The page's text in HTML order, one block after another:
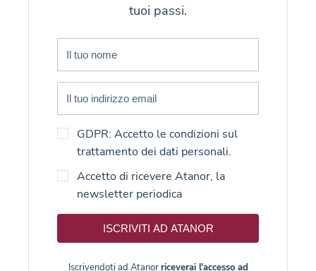
tuoi passi.
GDPR: Accetto le condizioni sul
trattamento dei dati personali.
Accetto di ricevere Atanor, la
newsletter periodica
ISCRIVITI AD ATANOR
Iscrivendoti ad Atanorriceverai l'accesso ad